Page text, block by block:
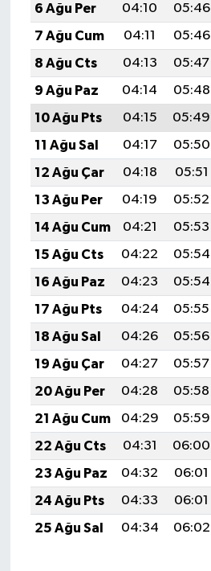
6 Ağu Per
04:10 05:46
7 Ağu Cum
04:11 05:46
8 Ağu Cts
04:13 05:47
9 Ağu Paz
04:14 05:48
10 Ağu Pts
04:15 05:49
11 Ağu Sal
04:17 05:50
12 Ağu Çar
04:18 05:51
13 Ağu Per
04:19 05:52
14 Ağu Cum
04:21 05:53
15 Ağu Cts
04:22 05:54
16 Ağu Paz
04:23 05:54
17 Ağu Pts
04:24 05:55
18 Ağu Sal
04:26 05:56
19 Ağu Çar
04:27 05:57
20 Ağu Per
04:28 05:58
21 Ağu Cum
04:29 05:59
22 Ağu Cts
04:31 06:00
23 Ağu Paz
04:32 06:01
24 Ağu Pts
04:33 06:01
25 Ağu Sal
04:34 06:02